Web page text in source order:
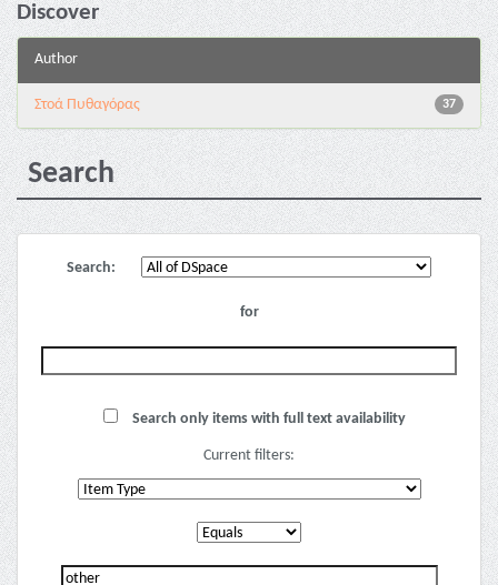
Discover
Author
37
Στοά Πυθαγόρας
Search
Search:
for
Search only items with full text availability
Current filters: